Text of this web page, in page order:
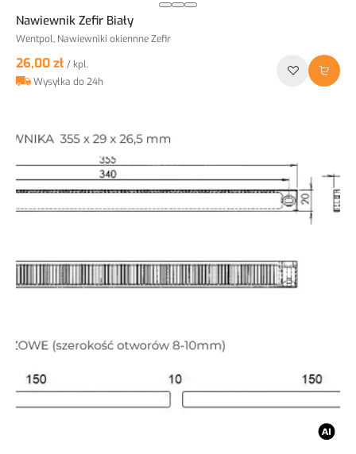
Nawiewnik Zefir Biały
Wentpol, Nawiewniki okiennne Zefir
26,00 zł / kpl.
Wysyłka do 24h